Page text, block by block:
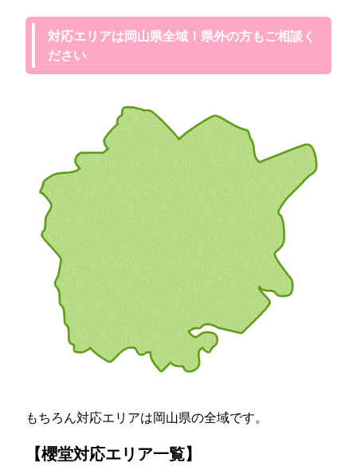
対応エリアは岡山県全域！県外の方もご相談く
ださい
もちろん対応エリアは岡山県の全域です。
【櫻堂対応エリア一覧】